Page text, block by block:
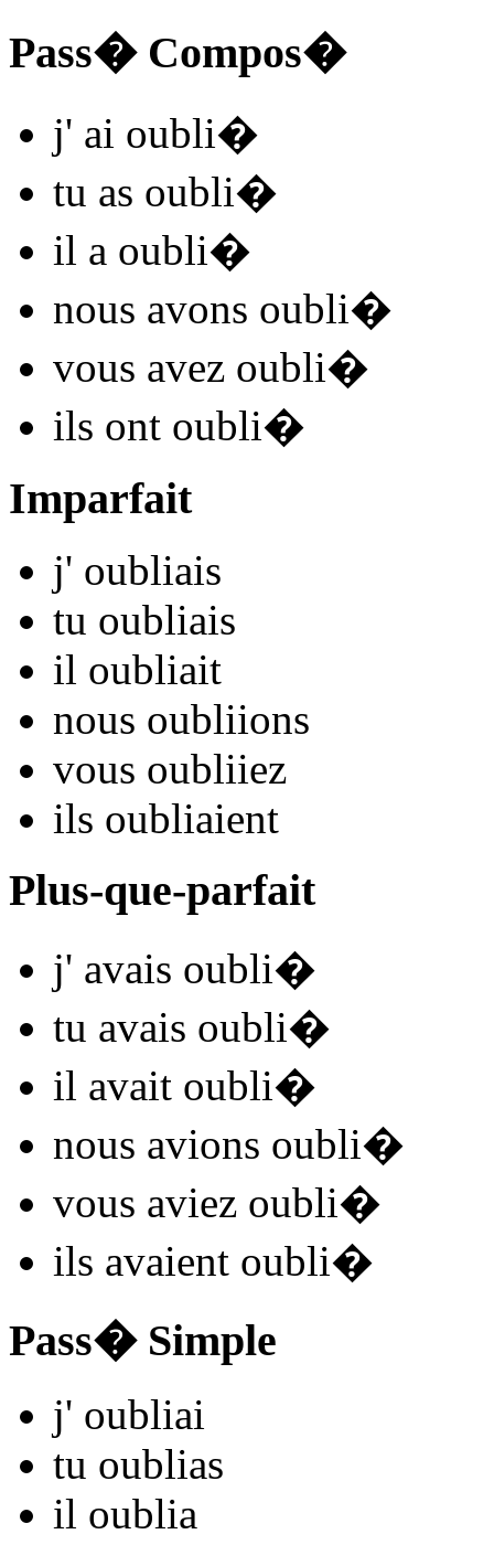
Pass� Compos�
j' ai oubli�
tu as oubli�
il a oubli�
nous avons oubli�
vous avez oubli�
ils ont oubli�
Imparfait
j' oubliais
tu oubliais
il oubliait
nous oubliions
vous oubliiez
ils oubliaient
Plus-que-parfait
j' avais oubli�
tu avais oubli�
il avait oubli�
nous avions oubli�
vous aviez oubli�
ils avaient oubli�
Pass� Simple
j' oubliai
tu oublias
il oublia